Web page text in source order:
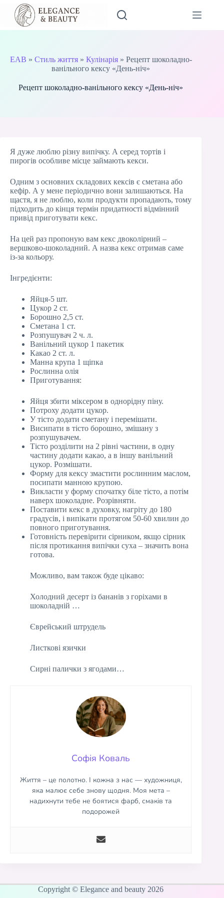
Перейти
вмісту
EAB » Стиль життя» Кулінарія» Рецепт шоколадно-
ванільного кексу «День-ніч»
Рецепт шоколадно-ванільного кексу «День-ніч»
Я дуже люблю різну випічку. А серед тортів і
пирогів особливе місце займають кекси.
Одним з основних складових кексів є сметана або
кефір. А у мене періодично вони залишаються. На
щастя, я не люблю, коли продукти пропадають, тому
підходить до кінця термін придатності відмінний
привід приготувати кекс.
На цей раз пропоную вам кекс двоколірний –
вершково-шоколадний. А назва кекс отримав саме
із-за кольору.
Інгредієнти:
Яйця-5 шт.
Цукор 2 ст.
Борошно 2,5 ст.
Сметана 1 ст.
Розпушувач 2 ч. л.
Ванільний цукор 1 пакетик
Какао 2 ст. л.
Манна крупа 1 щіпка
Рослинна олія
Приготування:
Яйця збити міксером в однорідну піну.
Потроху додати цукор.
У тісто додати сметану і перемішати.
Висипати в тісто борошно, змішану з
розпушувачем.
Тісто розділити на 2 рівні частини, в одну
частину додати какао, а в іншу ванільний
цукор. Розмішати.
Форму для кексу змастити рослинним маслом,
посипати манною крупою.
Викласти у форму спочатку біле тісто, а потім
наверх шоколадне. Розрівняти.
Поставити кекс в духовку, нагріту до 180
градусів, і випікати протягом 50-60 хвилин до
повного приготування.
Готовність перевірити сірником, якщо сірник
після протикання випічки суха – значить вона
готова.
Можливо, вам також буде цікаво:
Холодний десерт із бананів з горіхами в
шоколадній …
Єврейський штрудель
Листкові язички
Сирні палички з ягодами…
Софія Коваль
Життя – це полотно. І кожна з нас — художниця,
яка малює себе знову щодня. Моя мета –
надихнути тебе не боятися фарб, смаків та
подорожей
Copyright © Elegance and beauty 2026